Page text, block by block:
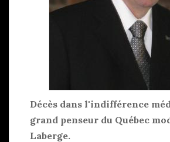
Décès dans l'indifférence
grand penseur du Québec
Laberge.